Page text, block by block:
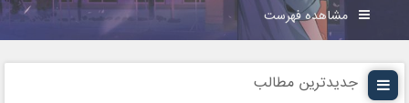
مشاهده فهرست
جدیدترین مطالب